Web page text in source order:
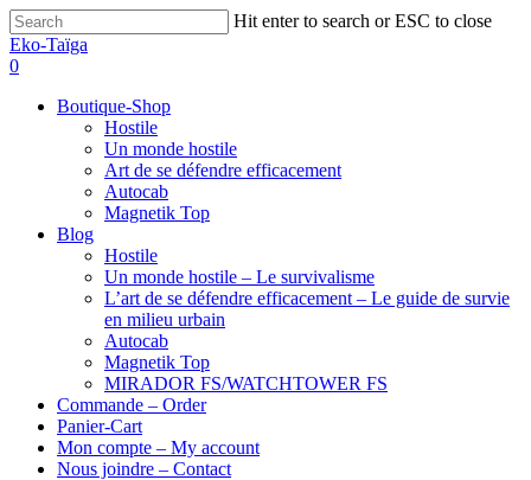
Hit enter to search or ESC to close
Eko-Taïga
0
Boutique-Shop
Hostile
Un monde hostile
Art de se défendre efficacement
Autocab
Magnetik Top
Blog
Hostile
Un monde hostile – Le survivalisme
L’art de se défendre efficacement – Le guide de survie
en milieu urbain
Autocab
Magnetik Top
MIRADOR FS/WATCHTOWER FS
Commande – Order
Panier-Cart
Mon compte – My account
Nous joindre – Contact